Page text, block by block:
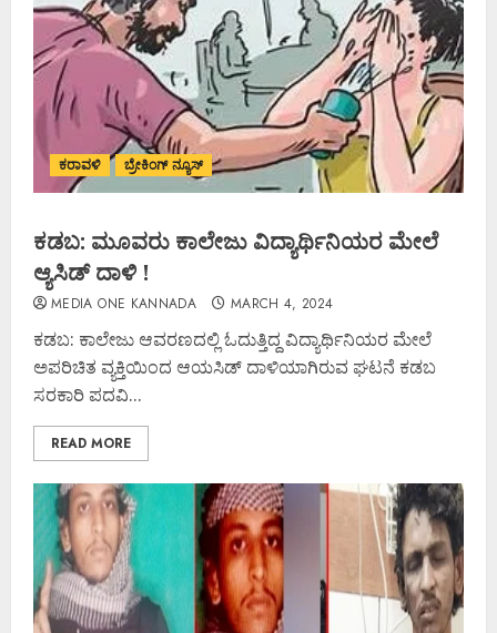
ಕರಾವಳಿ ಬ್ರೇಕಿಂಗ್ ನ್ಯೂಸ್
ಕಡಬ: ಮೂವರು ಕಾಲೇಜು ವಿದ್ಯಾರ್ಥಿನಿಯರ ಮೇಲೆ
ಆ್ಯಸಿಡ್ ದಾಳಿ !
MEDIA ONE KANNADA MARCH 4, 2024
ಕಡಬ: ಕಾಲೇಜು ಆವರಣದಲ್ಲಿ ಓದುತ್ತಿದ್ದ ವಿದ್ಯಾರ್ಥಿನಿಯರ ಮೇಲೆ
ಅಪರಿಚಿತ ವ್ಯಕ್ತಿಯಿಂದ ಆಯಸಿಡ್‌ ದಾಳಿಯಾಗಿರುವ ಘಟನೆ ಕಡಬ
ಸರಕಾರಿ ಪದವಿ...
READ MORE